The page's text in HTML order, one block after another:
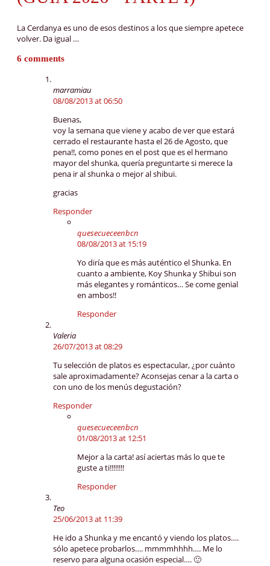
La Cerdanya es uno de esos destinos a los que siempre apetece
volver. Da igual …
6 comments
marramiau
08/08/2013 at 06:50
Buenas,
voy la semana que viene y acabo de ver que estará
cerrado el restaurante hasta el 26 de Agosto, que
pena!!, como pones en el post que es el hermano
mayor del shunka, quería preguntarte si merece la
pena ir al shunka o mejor al shibui.
gracias
Responder
quesecueceenbcn
08/08/2013 at 15:19
Yo diría que es más auténtico el Shunka. En
cuanto a ambiente, Koy Shunka y Shibui son
más elegantes y románticos… Se come genial
en ambos!!
Responder
Valeria
26/07/2013 at 08:29
Tu selección de platos es espectacular, ¿por cuánto
sale aproximadamente? Aconsejas cenar a la carta o
con uno de los menús degustación?
Responder
quesecueceenbcn
01/08/2013 at 12:51
Mejor a la carta! así aciertas más lo que te
guste a ti!!!!!!!!
Responder
Teo
25/06/2013 at 11:39
He ido a Shunka y me encantó y viendo los platos….
sólo apetece probarlos…. mmmmhhhh…. Me lo
reservo para alguna ocasión especial…. 🙂